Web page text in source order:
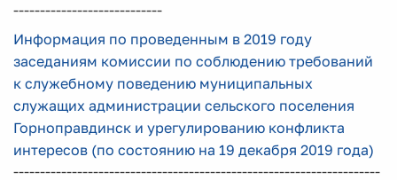
----------------------------
Информация по проведенным в 2019 году
заседаниям комиссии по соблюдению требований
к служебному поведению муниципальных
служащих администрации сельского поселения
Горноправдинск и урегулированию конфликта
интересов (по состоянию на 19 декабря 2019 года)
---------------------------------------------------------------------